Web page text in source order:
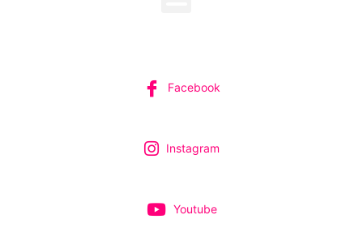
Facebook
Instagram
Youtube